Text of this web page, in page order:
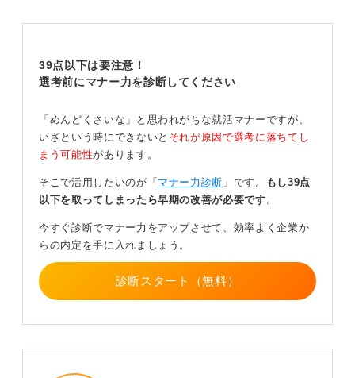
いでしょう。個人の人生の選択に対して、会社が責任を
取れるわけではありません。
ネガティブな理由はNG！ 将来についての考えを伝え
よう
一時の感情や、今の職場が嫌だからといった理由ではな
く、真剣に考え抜いたうえでの決断であることを伝えれ
ば、引き止めに合う可能性は低いと思います。
長い人生で見たときに、どのようなプランを想定してい
るのかということを伝えれば、一方的な引き止めにはな
りにくいということですね。その場の好き嫌いで決めた
ことではない、ということをしっかりと伝えることが大
39点以下は要注意！
選考前にマナー力を診断してください
「めんどくさいな」と思われがちな就活マナーですが、
いざという時にできないと それが原因で選考に落ちてし
まう可能性があります。
そこで活用したいのが「 マナー力診断 」です。
もし39点
以下を取ってしまったら早期の改善が必要です 。
今すぐ診断でマナー力をアップさせて、効率よく企業か
らの内定を手に入れましょう。
診断スタート（無料）